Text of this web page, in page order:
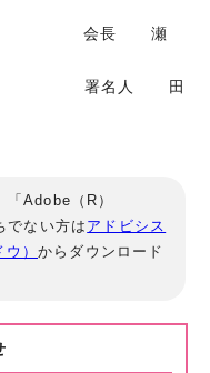
瀬
田
Adobe（R）
でない方は アドビシス
ウ）からダウンロード